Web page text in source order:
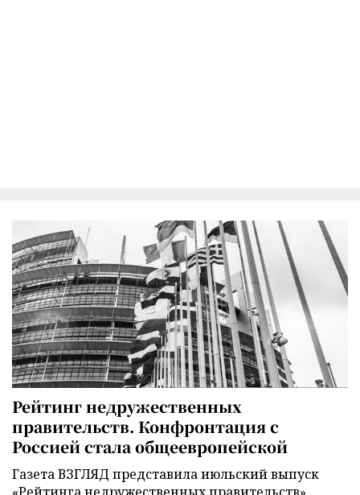
Рейтинг недружественных
правительств. Конфронтация с
Россией стала общеевропейской
Газета ВЗГЛЯД представила июльский выпуск